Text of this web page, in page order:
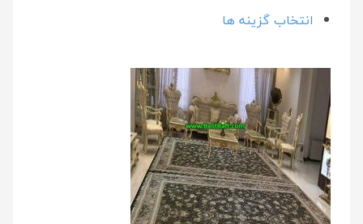
انتخاب گزینه ها